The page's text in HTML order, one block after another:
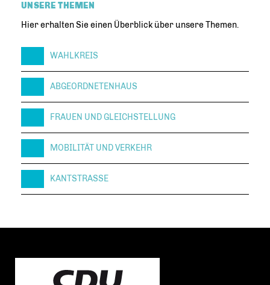
UNSERE THEMEN
Hier erhalten Sie einen Überblick über unsere Themen.
WAHLKREIS
ABGEORDNETENHAUS
FRAUEN UND GLEICHSTELLUNG
MOBILITÄT UND VERKEHR
KANTSTRASSE